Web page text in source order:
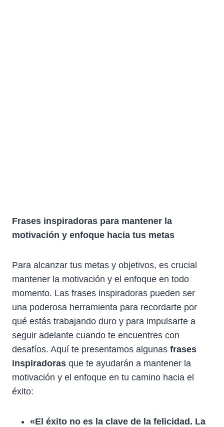
Frases inspiradoras para mantener la
motivación y enfoque hacia tus metas
Para alcanzar tus metas y objetivos, es crucial
mantener la motivación y el enfoque en todo
momento. Las frases inspiradoras pueden ser
una poderosa herramienta para recordarte por
qué estás trabajando duro y para impulsarte a
seguir adelante cuando te encuentres con
desafíos. Aquí te presentamos algunas frases
inspiradoras que te ayudarán a mantener la
motivación y el enfoque en tu camino hacia el
éxito:
«El éxito no es la clave de la felicidad. La